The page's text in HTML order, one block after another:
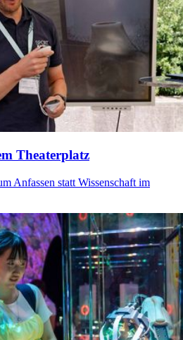
Theater­platz
Anfassen statt Wissenschaft im